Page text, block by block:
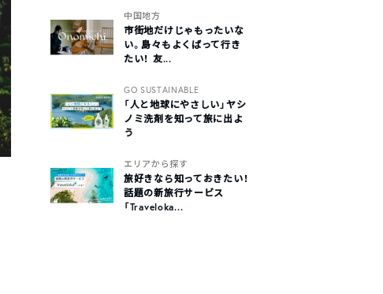
中国地方
市街地だけじゃもったいな
い。島々もよくばって行き
たい！ 友...
GO SUSTAINABLE
「人と地球にやさしい」ヤシ
ノミ洗剤を知って旅に出よ
う
エリアから探す
旅好きなら知っておきたい！
話題の新旅行サービス
「Traveloka...